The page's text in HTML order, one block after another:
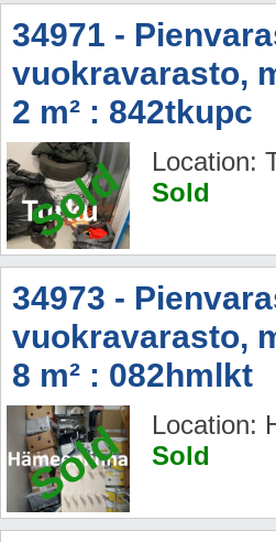
34971 -
vuokravarasto,
2 m² : 842tkupc
Sold
Location:
Sold
34973 -
vuokravarasto,
8 m² : 082hmlkt
Sold
Location:
Sold